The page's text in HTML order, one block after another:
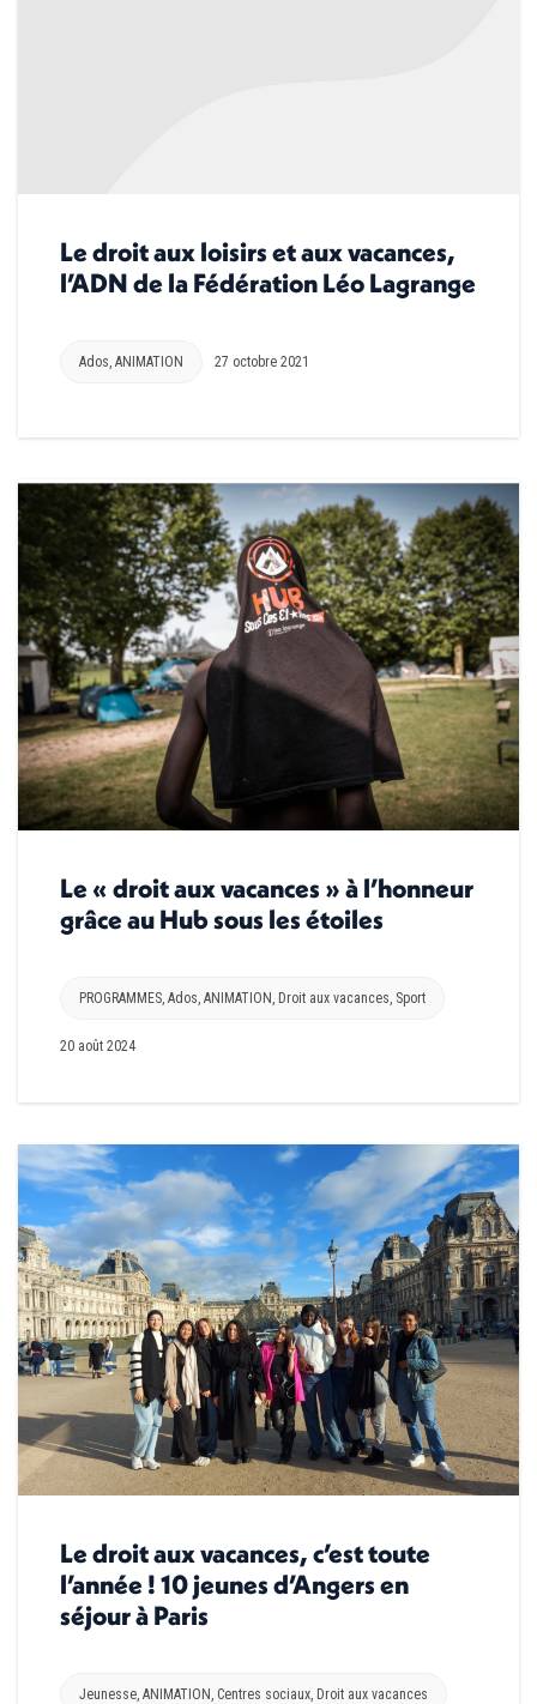
Le droit aux loisirs et aux vacances,
l’ADN de la Fédération Léo Lagrange
Ados, ANIMATION 27 octobre 2021
Le « droit aux vacances » à l’honneur
grâce au Hub sous les étoiles
PROGRAMMES, Ados, ANIMATION, Droit aux vacances, Sport
20 août 2024
Le droit aux vacances, c’est toute
l’année ! 10 jeunes d’Angers en
séjour à Paris
Jeunesse ANIMATION Centres sociaux Droit aux vacances